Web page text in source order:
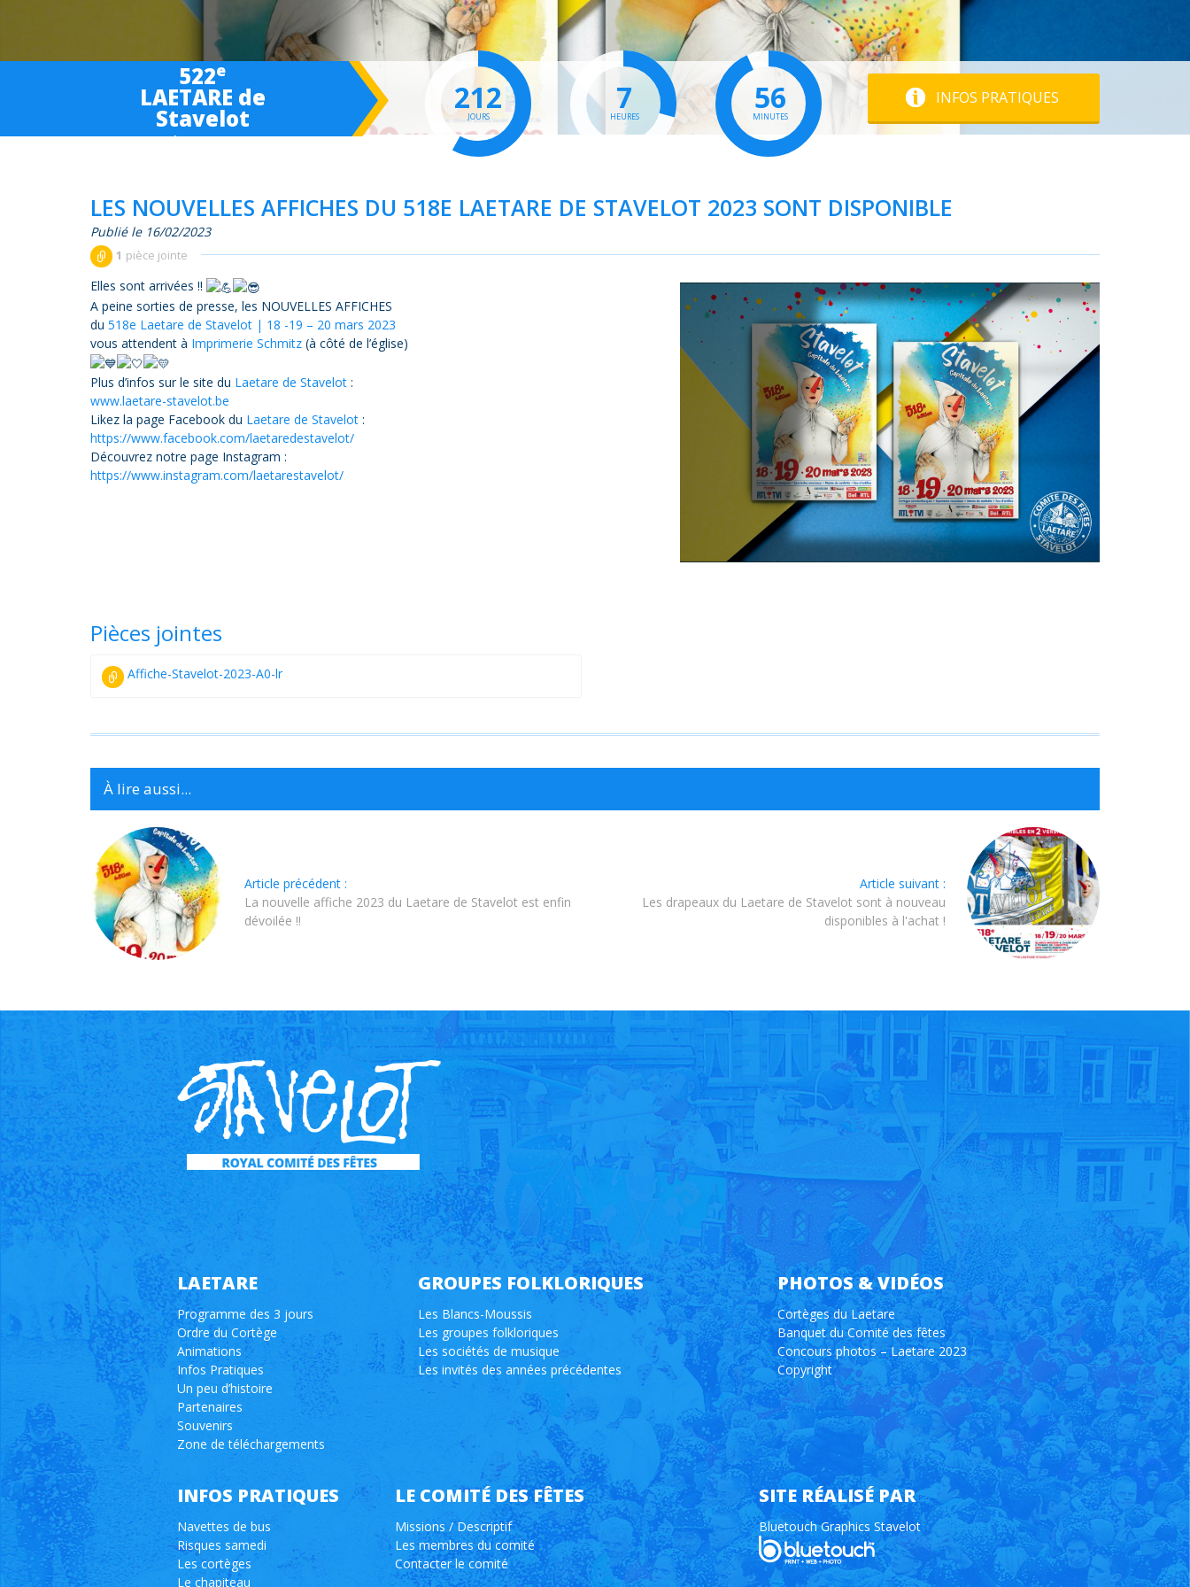
522e
LAETARE de
Stavelot
March 6-7-8 2027
212
JOURS
7
HEURES
56
MINUTES
INFOS PRATIQUES
LES NOUVELLES AFFICHES DU 518E LAETARE DE STAVELOT 2023 SONT DISPONIBLE
Publié le 16/02/2023
1 pièce jointe
Elles sont arrivées !!
A peine sorties de presse, les NOUVELLES AFFICHES
du 518e Laetare de Stavelot | 18 -19 – 20 mars 2023
vous attendent à Imprimerie Schmitz (à côté de l’église)
Plus d’infos sur le site du Laetare de Stavelot :
www.laetare-stavelot.be
Likez la page Facebook du Laetare de Stavelot :
https://www.facebook.com/laetaredestavelot/
Découvrez notre page Instagram :
https://www.instagram.com/laetarestavelot/
Pièces jointes
Affiche-Stavelot-2023-A0-lr
À lire aussi...
Article précédent :
La nouvelle affiche 2023 du Laetare de Stavelot est enfin
dévoilée !!
Article suivant :
Les drapeaux du Laetare de Stavelot sont à nouveau
disponibles à l'achat !
LAETARE
Programme des 3 jours
Ordre du Cortège
Animations
Infos Pratiques
Un peu d’histoire
Partenaires
Souvenirs
Zone de téléchargements
GROUPES FOLKLORIQUES
Les Blancs-Moussis
Les groupes folkloriques
Les sociétés de musique
Les invités des années précédentes
PHOTOS & VIDÉOS
Cortèges du Laetare
Banquet du Comité des fêtes
Concours photos – Laetare 2023
Copyright
INFOS PRATIQUES
Navettes de bus
Risques samedi
Les cortèges
Le chapiteau
LE COMITÉ DES FÊTES
Missions / Descriptif
Les membres du comité
Contacter le comité
SITE RÉALISÉ PAR
Bluetouch Graphics Stavelot